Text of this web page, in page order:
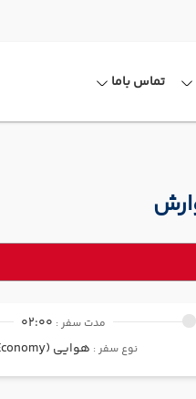
تماس باما
مدت سفر : 02:00
نوع سفر : هوایی (Economy)